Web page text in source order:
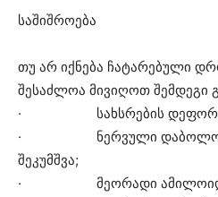
საშიშროება
თუ არ იქნება ჩატარებული
შესაძლოა მივიღოთ შემდეგი
· სახსრების
· ნერვული
შეკუმშვა;
· მეორადი